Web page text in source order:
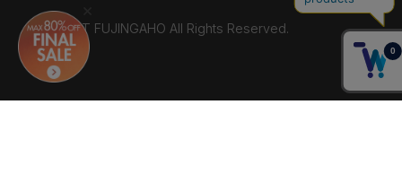
© HEARST FUJINGAHO All Rights Reserved.